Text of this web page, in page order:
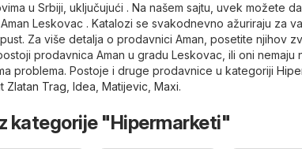
u Srbiji, uključujući . Na našem sajtu, uvek možete da
Leskovac . Katalozi se svakodnevno ažuriraju za
Za više detalja o prodavnici Aman, posetite njihov
prodavnica Aman u gradu Leskovac, ili oni nemaju
problema. Postoje i druge prodavnice u kategoriji
Zlatan Trag Idea Matijevic Maxi.
kategorije "Hipermarketi"